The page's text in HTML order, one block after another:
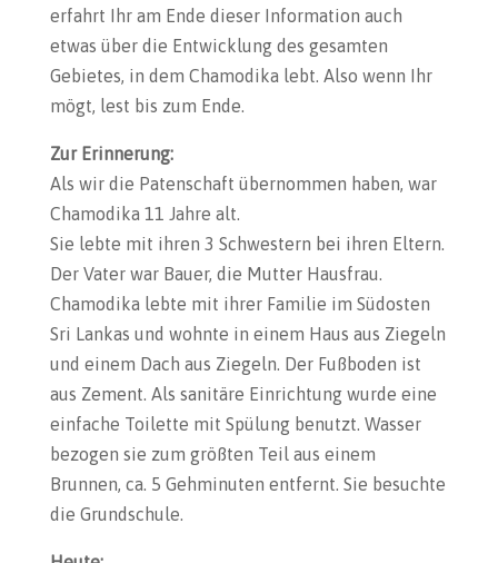
erfahrt Ihr am Ende dieser Information auch
etwas über die Entwicklung des gesamten
Gebietes, in dem Chamodika lebt. Also wenn Ihr
mögt, lest bis zum Ende.
Zur Erinnerung:
Als wir die Patenschaft übernommen haben, war
Chamodika 11 Jahre alt.
Sie lebte mit ihren 3 Schwestern bei ihren Eltern.
Der Vater war Bauer, die Mutter Hausfrau.
Chamodika lebte mit ihrer Familie im Südosten
Sri Lankas und wohnte in einem Haus aus Ziegeln
und einem Dach aus Ziegeln. Der Fußboden ist
aus Zement. Als sanitäre Einrichtung wurde eine
einfache Toilette mit Spülung benutzt. Wasser
bezogen sie zum größten Teil aus einem
Brunnen, ca. 5 Gehminuten entfernt. Sie besuchte
die Grundschule.